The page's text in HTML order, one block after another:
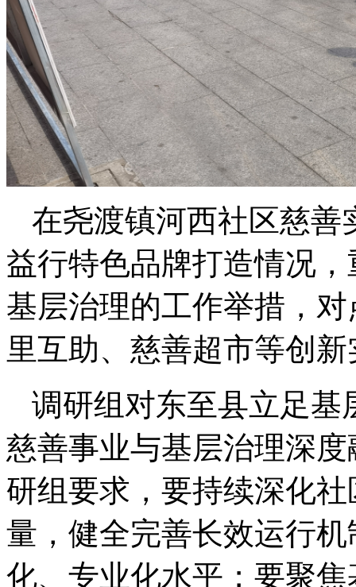
在尧渡镇河西社区慈善
益行特色品牌打造情况
基层治理的工作举措，
里互助、慈善超市等创
调研组对东至县立足基
慈善事业与基层治理深
研组要求，要持续深化
量，健全完善长效运行
化、专业化水平；要聚